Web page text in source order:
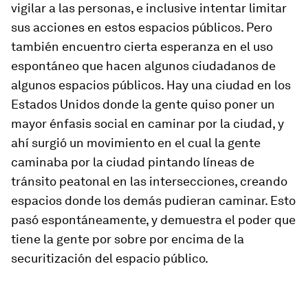
vigilar a las personas, e inclusive intentar limitar
sus acciones en estos espacios públicos. Pero
también encuentro cierta esperanza en el uso
espontáneo que hacen algunos ciudadanos de
algunos espacios públicos. Hay una ciudad en los
Estados Unidos donde la gente quiso poner un
mayor énfasis social en caminar por la ciudad, y
ahí surgió un movimiento en el cual la gente
caminaba por la ciudad pintando líneas de
tránsito peatonal en las intersecciones, creando
espacios donde los demás pudieran caminar. Esto
pasó espontáneamente, y demuestra el poder que
tiene la gente por sobre por encima de la
securitización del espacio público.